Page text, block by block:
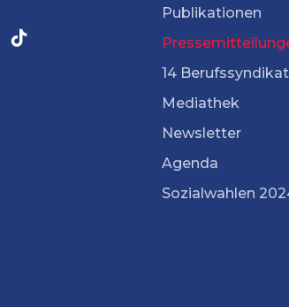
Publikationen
14
Mediathek
Newsletter
Agenda
Sozialwahlen